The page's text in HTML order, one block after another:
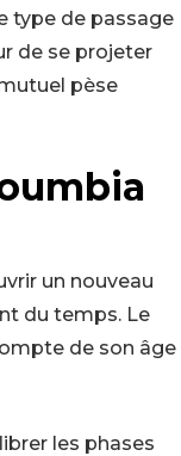
type de passage
de se projeter
pèse
un nouveau
du temps. Le
de son âge
les phases